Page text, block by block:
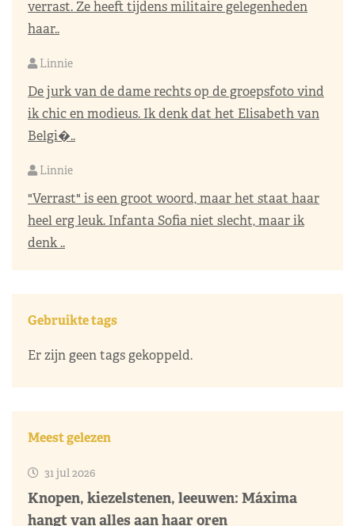
verrast. Ze heeft tijdens militaire gelegenheden
haar..
Linnie
De jurk van de dame rechts op de groepsfoto vind
ik chic en modieus. Ik denk dat het Elisabeth van
Belgi�..
Linnie
"Verrast" is een groot woord, maar het staat haar
heel erg leuk. Infanta Sofia niet slecht, maar ik
denk ..
Gebruikte tags
Er zijn geen tags gekoppeld.
Meest gelezen
31 jul 2026
Knopen, kiezelstenen, leeuwen: Máxima
hangt van alles aan haar oren